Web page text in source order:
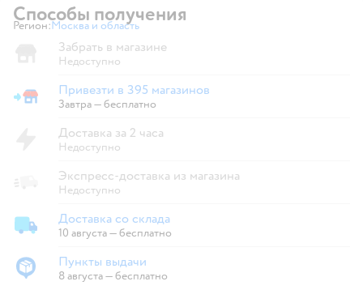
Способы получения
Регион: Выбор адреса доставки.
Москва и область
Забрать в магазине
Недоступно
Привезти в магазин
Привезти в 395 магазинов
Завтра—бесплатно
Доставка за 2 часа
Недоступно
Экспресс-доставка из магазина
Недоступно
Доставка со склада
Доставка со склада
10 августа—бесплатно
Пункты выдачи
Пункты выдачи
8 августа—бесплатно